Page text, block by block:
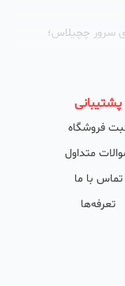
است. چچیلاس با
نظارت، تحلیل
شرایط را
با کلمات
خوبی گرفته‌اند.
پشتیبانی
فروشگاه
متداول
تماس با ما
تعرفه‌ها